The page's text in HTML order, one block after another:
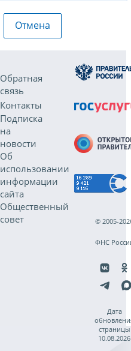
Отмена
Обратная
связь
Контакты
Подписка
на
новости
Об
использовании
информации
сайта
Общественный
совет
© 2005-
ФНС
Дата
страницы
10.08.2026